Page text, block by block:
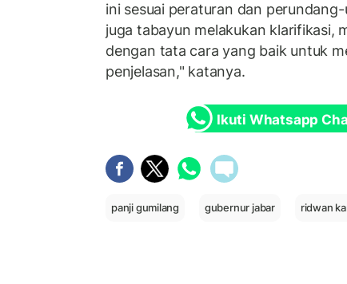
ini sesuai peraturan dan
juga tabayun melakukan klarifikasi,
dengan tata cara yang baik untuk
penjelasan," katanya.
Ikuti Whatsapp
panji gumilang gubernur jabar ridwan